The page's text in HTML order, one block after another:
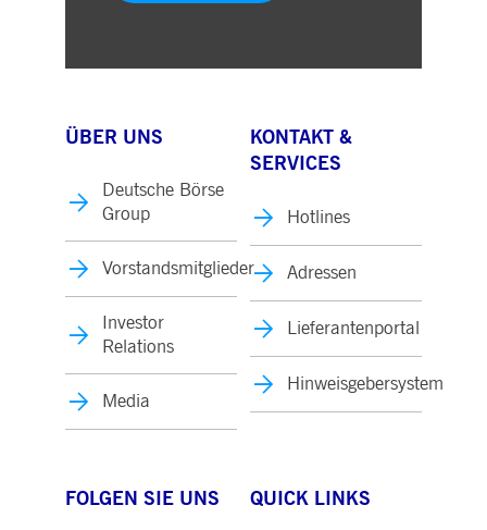
ÜBER UNS
Deutsche Börse
Group
Vorstandsmitglieder
Investor
Relations
Media
KONTAKT &
SERVICES
Hotlines
Adressen
Lieferantenportal
Hinweisgebersystem
FOLGEN SIE UNS QUICK LINKS